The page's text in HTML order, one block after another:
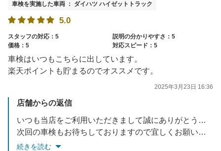
車検を実施した車両 ： ダイハツ ハイゼットトラック
5.0
スタッフの対応：5
説明の分かりやすさ：5
価格：5
対応スピード：5
車検はいつもこちらに出しています。
楽天ポイントも貯まるのでオススメです。
2025年3月23日 16:36
店舗からの返信
いつも当店をご利用いただきまして誠にありがとうございます。
次回の車検もお待ちしておりますので宜しくお願い致します。
続きを読む